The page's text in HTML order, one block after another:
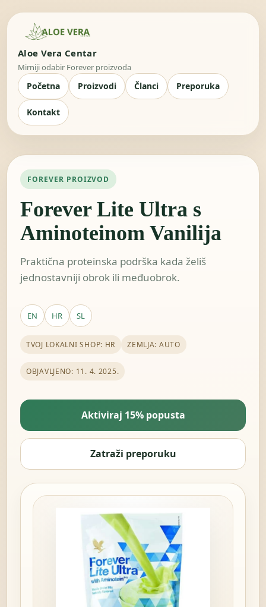
Aloe Vera Centar
Mirniji odabir Forever proizvoda
Početna Proizvodi Članci Preporuka
Kontakt
FOREVER PROIZVOD
Forever Lite Ultra s
Aminoteinom Vanilija
Praktična proteinska podrška kada želiš
jednostavniji obrok ili međuobrok.
EN HR SL
TVOJ LOKALNI SHOP: HR ZEMLJA: AUTO
OBJAVLJENO: 11. 4. 2025.
Aktiviraj 15% popusta
Zatraži preporuku